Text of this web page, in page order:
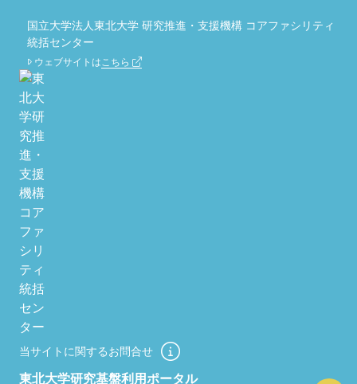
東北大学研究基盤利用ポータル
当サイトに関するお問合せ
国立大学法人東北大学 研究推進・支援機構 コアファシリティ
統括センター
ウェブサイトはこちら